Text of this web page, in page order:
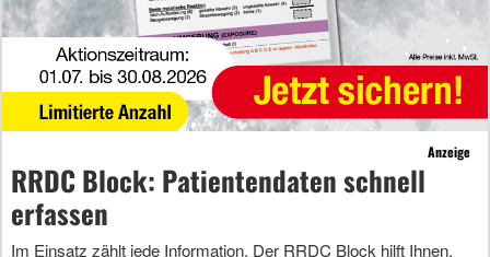
Anzeige
RRDC Block: Patientendaten schnell
erfassen
Im Einsatz zählt jede Information. Der RRDC Block hilft Ihnen,